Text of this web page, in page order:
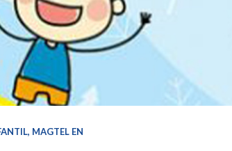
, MAGTEL EN